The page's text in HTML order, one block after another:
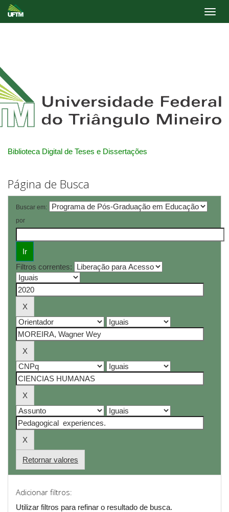
Biblioteca Digital de Teses e Dissertações
Página de Busca
Buscar em:
por
Filtros correntes:
Retornar valores
Adicionar filtros:
Utilizar filtros para refinar o resultado de busca.